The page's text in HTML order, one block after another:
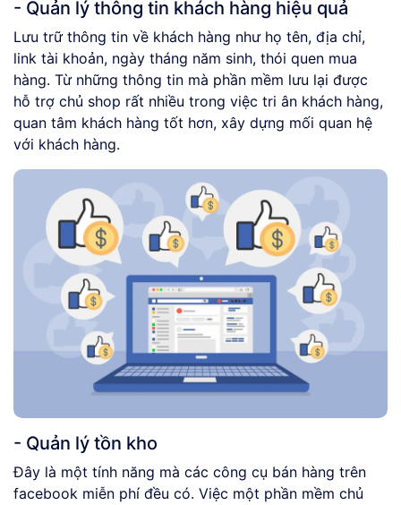
- Quản lý thông tin khách hàng hiệu quả
Lưu trữ thông tin về khách hàng như họ tên, địa chỉ,
link tài khoản, ngày tháng năm sinh, thói quen mua
hàng. Từ những thông tin mà phần mềm lưu lại được
hỗ trợ chủ shop rất nhiều trong việc tri ân khách hàng,
quan tâm khách hàng tốt hơn, xây dựng mối quan hệ
với khách hàng.
- Quản lý tồn kho
Đây là một tính năng mà các công cụ bán hàng trên
facebook miễn phí đều có. Việc một phần mềm chủ